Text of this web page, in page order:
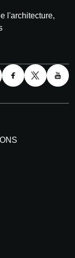
l'architecture,